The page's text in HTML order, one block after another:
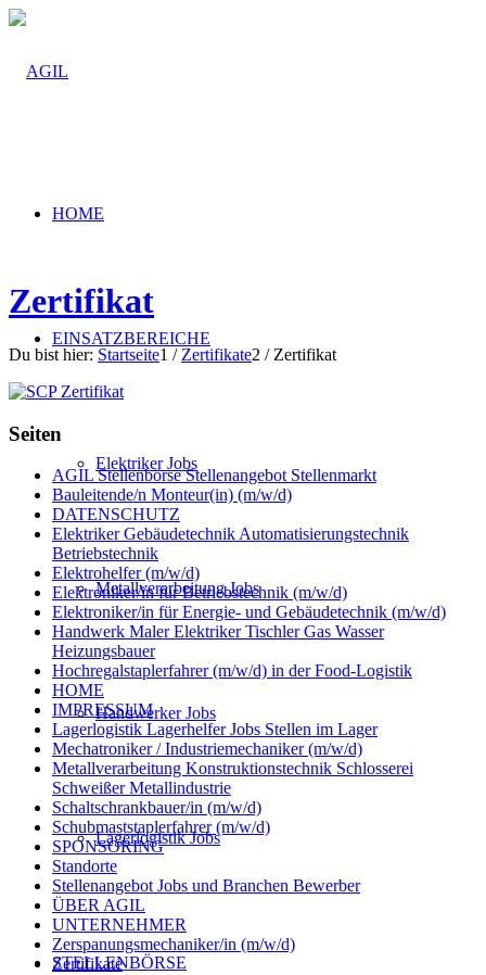
HOME
EINSATZBEREICHE
Elektriker Jobs
Metallverarbeitung Jobs
Handwerker Jobs
Lagerlogistik Jobs
STELLENBÖRSE
Zertifikat
Du bist hier: Startseite1 / Zertifikate2 / Zertifikat
Seiten
AGIL Stellenbörse Stellenangebot Stellenmarkt
Bauleitende/n Monteur(in) (m/w/d)
DATENSCHUTZ
Elektriker Gebäudetechnik Automatisierungstechnik
Betriebstechnik
Elektrohelfer (m/w/d)
Elektroniker/in für Betriebstechnik (m/w/d)
Elektroniker/in für Energie- und Gebäudetechnik (m/w/d)
Handwerk Maler Elektriker Tischler Gas Wasser
Heizungsbauer
Hochregalstaplerfahrer (m/w/d) in der Food-Logistik
HOME
IMPRESSUM
Lagerlogistik Lagerhelfer Jobs Stellen im Lager
Mechatroniker / Industriemechaniker (m/w/d)
Metallverarbeitung Konstruktionstechnik Schlosserei
Schweißer Metallindustrie
Schaltschrankbauer/in (m/w/d)
Schubmaststaplerfahrer (m/w/d)
SPONSORING
Standorte
Stellenangebot Jobs und Branchen Bewerber
ÜBER AGIL
UNTERNEHMER
Zerspanungsmechaniker/in (m/w/d)
Zertifikate